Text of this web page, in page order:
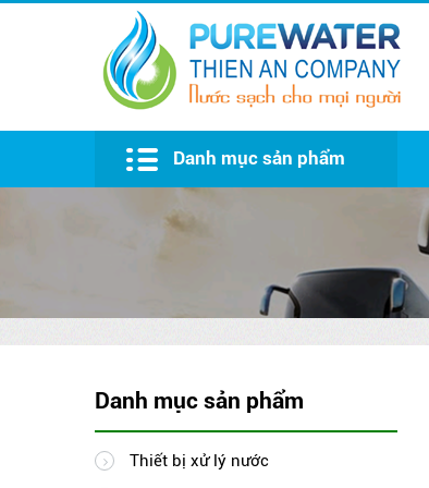
Danh mục sản phẩm
Danh mục sản phẩm
Thiết bị xử lý nước